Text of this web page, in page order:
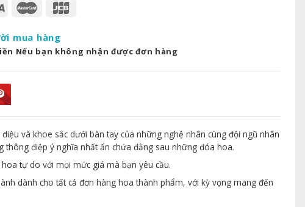
mua hàng
Nếu bạn không nhận được đơn hàng
và khoe sắc dưới bàn tay của những nghệ nhân cùng đội ngũ nhân
điệp ý nghĩa nhất ẩn chứa đằng sau những đóa hoa.
tự do với mọi mức giá mà bạn yêu cầu.
dành cho tất cả đơn hàng hoa thành phẩm, với kỳ vọng mang đến